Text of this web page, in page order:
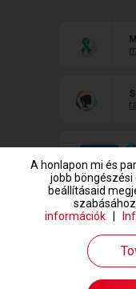
www.randivonal.hu ©
A honlapon mi és
jobb böngészési
beállításaid
információk